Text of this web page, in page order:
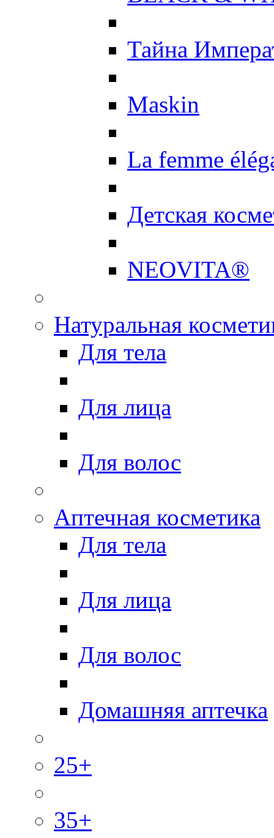
Тайна
Maskin
La femme
Детская
NEOVITA®
Натуральная
Для тела
Для лица
Для волос
Аптечная косметика
Для тела
Для лица
Для волос
Домашняя аптечка
25+
35+